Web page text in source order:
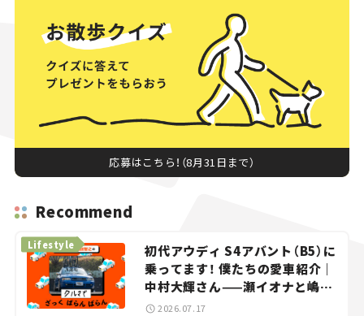
応募はこちら！（8月31日まで）
Recommend
初代アウディ S4アバント（B5）に
乗ってます！ 僕たちの愛車紹介｜
中村大輝さん——瀬イオナと嶋田
智之の「クルマでざっくばらんば
Lifestyle
2026.07.17